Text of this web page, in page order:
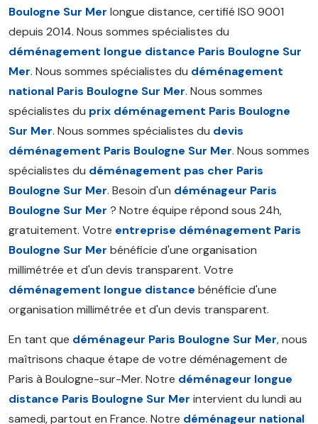
Boulogne Sur Mer longue distance, certifié ISO 9001
depuis 2014. Nous sommes spécialistes du
déménagement longue distance Paris Boulogne Sur
Mer. Nous sommes spécialistes du déménagement
national Paris Boulogne Sur Mer. Nous sommes
spécialistes du prix déménagement Paris Boulogne
Sur Mer. Nous sommes spécialistes du devis
déménagement Paris Boulogne Sur Mer. Nous sommes
spécialistes du déménagement pas cher Paris
Boulogne Sur Mer. Besoin d'un déménageur Paris
Boulogne Sur Mer ? Notre équipe répond sous 24h,
gratuitement. Votre entreprise déménagement Paris
Boulogne Sur Mer bénéficie d'une organisation
millimétrée et d'un devis transparent. Votre
déménagement longue distance bénéficie d'une
organisation millimétrée et d'un devis transparent.
En tant que déménageur Paris Boulogne Sur Mer, nous
maîtrisons chaque étape de votre déménagement de
Paris à Boulogne-sur-Mer. Notre déménageur longue
distance Paris Boulogne Sur Mer intervient du lundi au
samedi, partout en France. Notre déménageur national